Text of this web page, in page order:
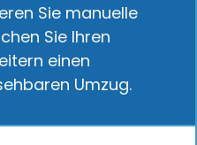
Sie manuelle
Sie Ihren
einen
Umzug.